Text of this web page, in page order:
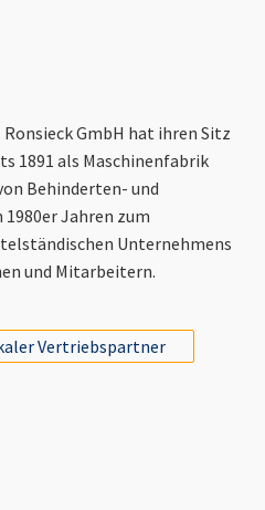
GmbH hat ihren Sitz
1891 als Maschinenfabrik
Behinderten- und
Jahren zum
Unternehmens
und Mitarbeitern.
Vertriebspartner